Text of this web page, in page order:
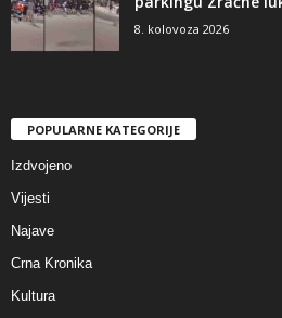
8. kolovoza 2026
POPULARNE KATEGORIJE
Izdvojeno
Vijesti
Najave
Crna Kronika
Kultura